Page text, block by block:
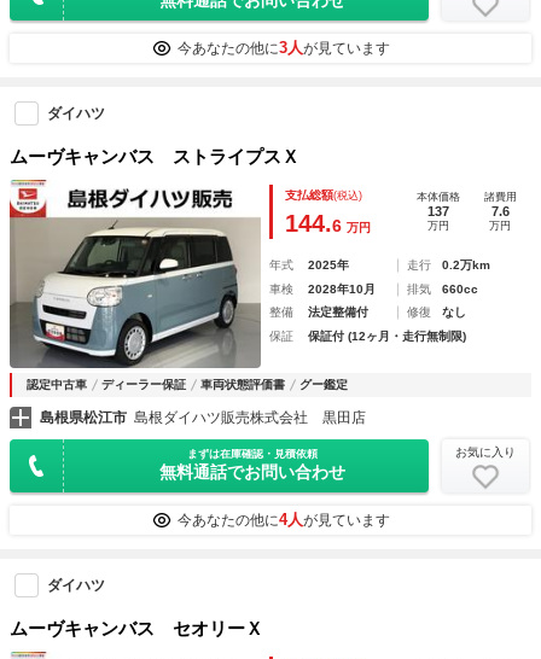
今あなたの他に3人が見ています
ダイハツ
ムーヴキャンバス ストライプスＸ
支払総額(税込)
144.6 万円
本体価格
137
万円
諸費用
7.6
万円
年式 2025年 走行
0.2万km
車検
2028年10月 排気
660cc
整備
法定整備付 修復
なし
保証
保証付 (12ヶ月・走行無制限)
認定中古車 ディーラー保証 車両状態評価書 グー鑑定
島根県松江市 島根ダイハツ販売株式会社 黒田店
まずは在庫確認・見積依頼
無料通話でお問い合わせ
お気に入り
今あなたの他に4人が見ています
ダイハツ
ムーヴキャンバス セオリーＸ